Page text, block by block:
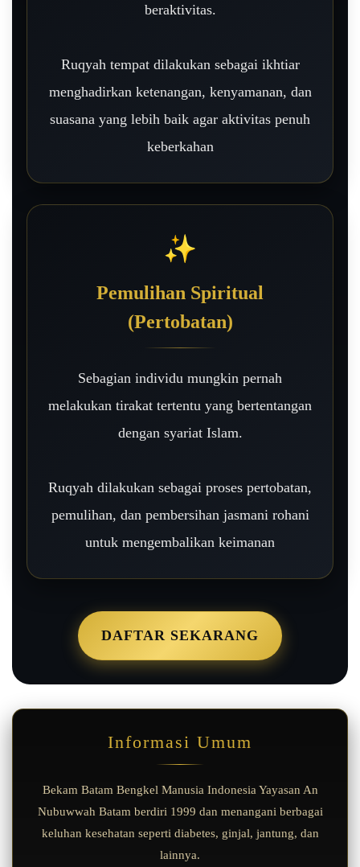
beraktivitas.
Ruqyah tempat dilakukan sebagai ikhtiar
menghadirkan ketenangan, kenyamanan, dan
suasana yang lebih baik agar aktivitas penuh
keberkahan
✨
Pemulihan Spiritual
(Pertobatan)
Sebagian individu mungkin pernah
melakukan tirakat tertentu yang bertentangan
dengan syariat Islam.
Ruqyah dilakukan sebagai proses pertobatan,
pemulihan, dan pembersihan jasmani rohani
untuk mengembalikan keimanan
DAFTAR SEKARANG
Informasi Umum
Bekam Batam Bengkel Manusia Indonesia Yayasan An
Nubuwwah Batam berdiri 1999 dan menangani berbagai
keluhan kesehatan seperti diabetes, ginjal, jantung, dan
lainnya.